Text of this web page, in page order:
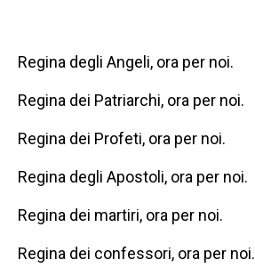
Regina degli Angeli, ora per noi.
Regina dei Patriarchi, ora per noi.
Regina dei Profeti, ora per noi.
Regina degli Apostoli, ora per noi.
Regina dei martiri, ora per noi.
Regina dei confessori, ora per noi.